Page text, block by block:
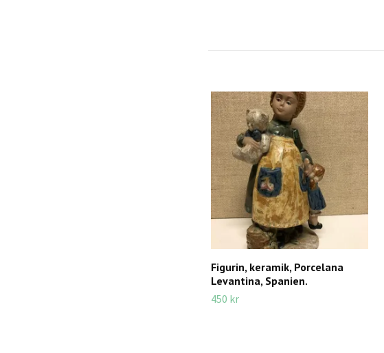
Figurin, keramik, Porcelana
Levantina, Spanien.
450 kr